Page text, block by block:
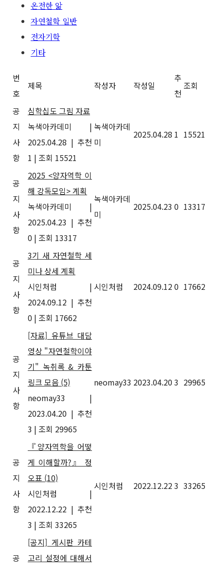
온전한 앎
자연철학 일반
전자기학
기타
번
호
제목 작성자 작성일
추
천
조회
공
지
사
항
심학십도 그림 자료
녹색아카데미
|
2025.04.28 | 추천
1 | 조회 15521
녹색아카데
미
2025.04.28 1 15521
공
지
사
항
2025 <양자역학 이
해 강독모임> 계획
녹색아카데미
|
2025.04.23 | 추천
0 | 조회 13317
녹색아카데
미
2025.04.23 0 13317
공
지
사
항
3기 새 자연철학 세
미나 상세 계획
시인처럼
|
2024.09.12 | 추천
0 | 조회 17662
시인처럼 2024.09.120 17662
공
지
사
항
[자료] 유튜브 대담
영상 "자연철학이야
기" 녹취록 & 카툰
링크 모음 (5)
neomay33
|
2023.04.20 | 추천
3 | 조회 29965
neomay33 2023.04.203 29965
공
지
사
항
『양자역학을 어떻
게 이해할까?』 정
오표 (10)
시인처럼
|
2022.12.22 | 추천
3 | 조회 33265
시인처럼 2022.12.223 33265
공
[공지] 게시판 카테
고리 설정에 대해서